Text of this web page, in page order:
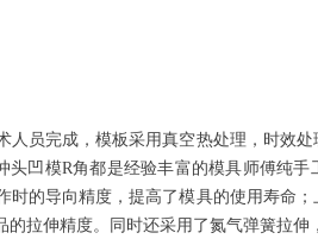
员完成，模板采用真空热处理，时效
头凹模R角都是经验丰富的模具师傅纯
的导向精度，提高了模具的使用寿命
拉伸精度。同时还采用了氮气弹簧拉伸